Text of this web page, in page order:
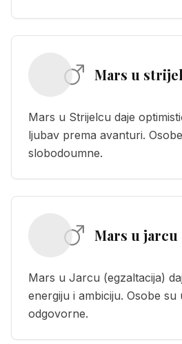
Mars u
Mars u Strijelcu daje
ljubav prema avanturi.
slobodoumne.
Mars u jarcu
Mars u Jarcu (egzaltacija)
energiju i ambiciju. Osobe su
odgovorne.